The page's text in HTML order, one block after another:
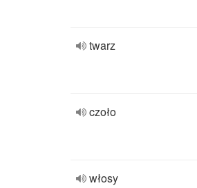
twarz
czoło
włosy